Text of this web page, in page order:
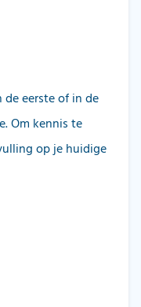
de eerste of in de
Om kennis te
op je huidige